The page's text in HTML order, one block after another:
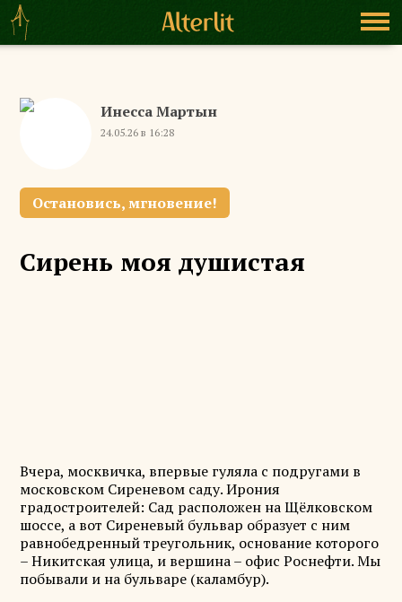
Инесса Мартын
24.05.26 в 16:28
Остановись, мгновение!
Сирень моя душистая
Вчера, москвичка, впервые гуляла с подругами в
московском Сиреневом саду. Ирония
градостроителей: Сад расположен на Щёлковском
шоссе, а вот Сиреневый бульвар образует с ним
равнобедренный треугольник, основание которого
– Никитская улица, и вершина – офис Роснефти. Мы
побывали и на бульваре (каламбур).